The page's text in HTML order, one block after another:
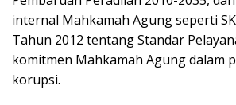
internal Mahkamah Agung seperti
Tahun 2012 tentang Standar
komitmen Mahkamah Agung dalam
korupsi.